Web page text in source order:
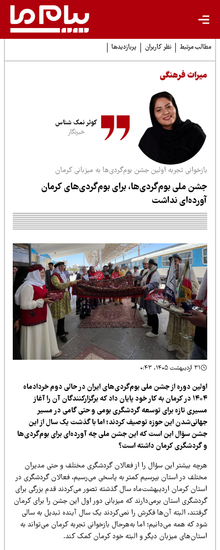
مرتبط نظر کاربران پربازدیدها
فرهنگی
کوثر نمک شناس
خبرنگار
تجربه اولین جشن بوم‌گردی‌ها به میزبانی کرمان
ملی بوم‌گردی‌ها، برای بوم‌گردی‌های کرمان
نداشت
دوره از جشن ملی بوم‌گردی‌های ایران در حالی دوم خردادماه
۱۴۰۴ در کرمان به کار خود پایان داد که برگزارکنندگان آن را آغاز
تازه برای توسعه گردشگری بومی و حتی گامی در مسیر
این حوزه توصیف کردند؛ اما با گذشت یک سال از این
سؤال این است که این جشن ملی چه آورده‌ای برای بوم‌گردی‌ها
گردشگری کرمان داشته است؟
بیشتر این سؤال را از فعالان گردشگری مختلف و حتی مدیران
در استان بپرسیم کمتر به پاسخی می‌رسیم، فعالان گردشگری در
کرمان اردیبهشت‌ماه سال گذشته تصور می‌کردند قدم بزرگی برای
استان برمی‌دارند که میزبانی دور اول این جشن را برای کرمان
البته آن‌ها فکرش را نمی‌کردند یک سال آینده تبدیل به سالی
که همه می‌دانیم؛ اما به‌هرحال بازخوانی تجربه کرمان می‌تواند به
میزبان دیگر و البته خود کرمان کمک کند.